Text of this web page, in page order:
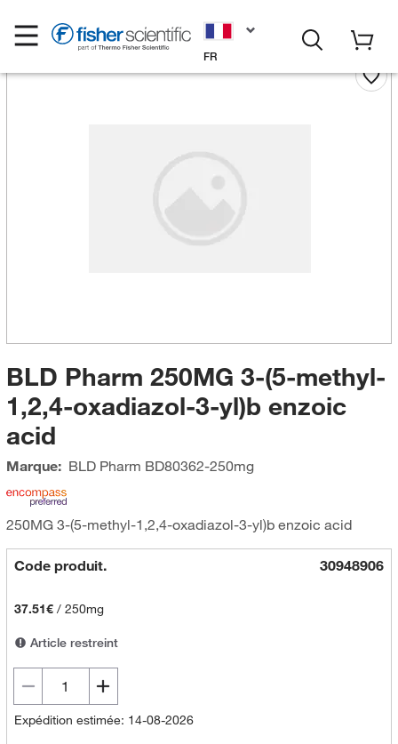
FR
BLD Pharm 250MG 3-(5-methyl-
1,2,4-oxadiazol-3-yl)b enzoic
acid
Marque: BLD Pharm BD80362-250mg
250MG 3-(5-methyl-1,2,4-oxadiazol-3-yl)b enzoic acid
Code produit. 30948906
37.51€/ 250mg
Article restreint
Expédition estimée: 14-08-2026